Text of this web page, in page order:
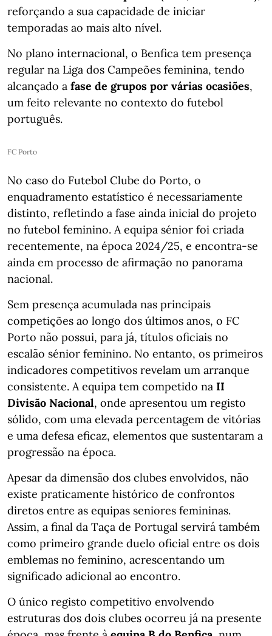
reforçando a sua capacidade de iniciar
temporadas ao mais alto nível.
No plano internacional, o Benfica tem presença
regular na Liga dos Campeões feminina, tendo
alcançado a fase de grupos por várias ocasiões,
um feito relevante no contexto do futebol
português.
FC Porto
No caso do Futebol Clube do Porto, o
enquadramento estatístico é necessariamente
distinto, refletindo a fase ainda inicial do projeto
no futebol feminino. A equipa sénior foi criada
recentemente, na época 2024/25, e encontra-se
ainda em processo de afirmação no panorama
nacional.
Sem presença acumulada nas principais
competições ao longo dos últimos anos, o FC
Porto não possui, para já, títulos oficiais no
escalão sénior feminino. No entanto, os primeiros
indicadores competitivos revelam um arranque
consistente. A equipa tem competido na II
Divisão Nacional, onde apresentou um registo
sólido, com uma elevada percentagem de vitórias
e uma defesa eficaz, elementos que sustentaram a
progressão na época.
Apesar da dimensão dos clubes envolvidos, não
existe praticamente histórico de confrontos
diretos entre as equipas seniores femininas.
Assim, a final da Taça de Portugal servirá também
como primeiro grande duelo oficial entre os dois
emblemas no feminino, acrescentando um
significado adicional ao encontro.
O único registo competitivo envolvendo
estruturas dos dois clubes ocorreu já na presente